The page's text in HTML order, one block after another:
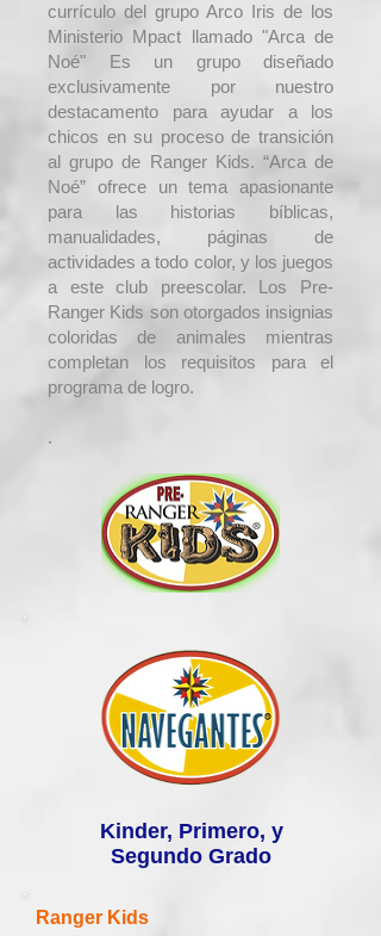
currículo del grupo Arco Iris de los
Ministerio Mpact llamado "Arca de
Noé" Es un grupo diseñado
exclusivamente por nuestro
destacamento para ayudar a los
chicos en su proceso de transición
al grupo de Ranger Kids. “Arca de
Noé” ofrece un tema apasionante
para las historias bíblicas,
manualidades, páginas de
actividades a todo color, y los juegos
a este club preescolar. Los Pre-
Ranger Kids son otorgados insignias
coloridas de animales mientras
completan los requisitos para el
programa de logro.
.
Kinder, Primero, y
Segundo Grado
​Ranger Kids